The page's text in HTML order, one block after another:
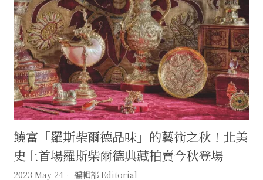
饒富「羅斯柴爾德品味」的藝術之秋！北美
史上首場羅斯柴爾德典藏拍賣今秋登場
2023 May 24 編輯部 Editorial